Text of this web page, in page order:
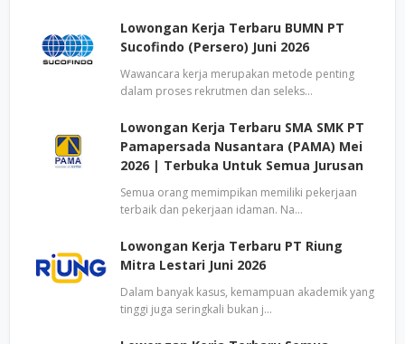
Lowongan Kerja Terbaru BUMN PT
Sucofindo (Persero) Juni 2026
Wawancara kerja merupakan metode penting
dalam proses rekrutmen dan seleks…
Lowongan Kerja Terbaru SMA SMK PT
Pamapersada Nusantara (PAMA) Mei
2026 | Terbuka Untuk Semua Jurusan
Semua orang memimpikan memiliki pekerjaan
terbaik dan pekerjaan idaman. Na…
Lowongan Kerja Terbaru PT Riung
Mitra Lestari Juni 2026
Dalam banyak kasus, kemampuan akademik yang
tinggi juga seringkali bukan j…